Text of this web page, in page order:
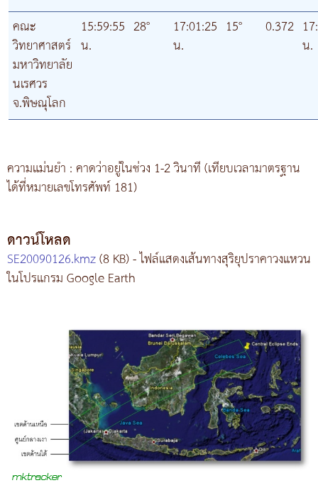
คณะ
วิทยาศาสตร์
มหาวิทยาลัย
นเรศวร
จ.พิษณุโลก
15:59:55
น.
28° 17:01:25
น.
15° 0.372
น.
ความแม่นยำ : คาดว่าอยู่ในช่วง 1-2 วินาที (เทียบเวลามาตรฐาน
ได้ที่หมายเลขโทรศัพท์ 181)
ดาวน์โหลด
SE20090126.kmz(8 KB) - ไฟล์แสดงเส้นทางสุริยุปราคาวงแหวน
ในโปรแกรม Google Earth